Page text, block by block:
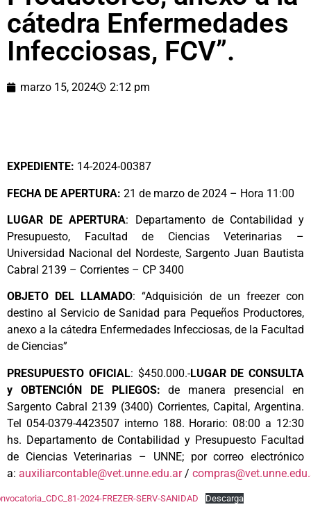
cátedra Enfermedades
Infecciosas, FCV”.
marzo 15, 2024 2:12 pm
EXPEDIENTE: 14-2024-00387
FECHA DE APERTURA: 21 de marzo de 2024 – Hora 11:00
LUGAR DE APERTURA: Departamento de Contabilidad y
Presupuesto, Facultad de Ciencias Veterinarias –
Universidad Nacional del Nordeste, Sargento Juan Bautista
Cabral 2139 – Corrientes – CP 3400
OBJETO DEL LLAMADO: “Adquisición de un freezer con
destino al Servicio de Sanidad para Pequeños Productores,
anexo a la cátedra Enfermedades Infecciosas, de la Facultad
de Ciencias”
PRESUPUESTO OFICIAL: $450.000.-LUGAR DE CONSULTA
y OBTENCIÓN DE PLIEGOS: de manera presencial en
Sargento Cabral 2139 (3400) Corrientes, Capital, Argentina.
Tel 054-0379-4423507 interno 188. Horario: 08:00 a 12:30
hs. Departamento de Contabilidad y Presupuesto Facultad
de Ciencias Veterinarias – UNNE; por correo electrónico
a: auxiliarcontable@vet.unne.edu.ar/
2024-FREZER-SERV-SANIDAD Descarga